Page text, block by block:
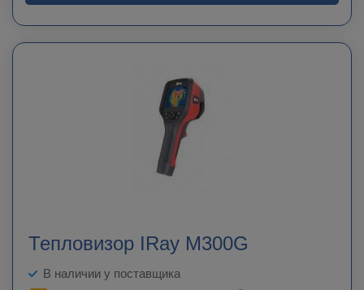
Тепловизор IRay M300G
В наличии у поставщика